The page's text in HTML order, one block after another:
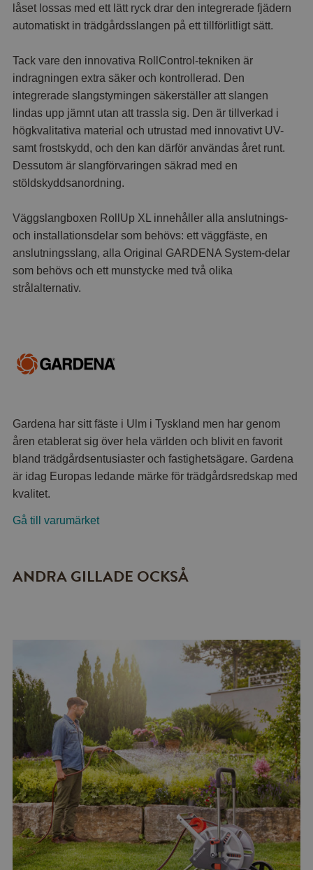
låset lossas med ett lätt ryck drar den integrerade fjädern
automatiskt in trädgårdsslangen på ett tillförlitligt sätt.
Tack vare den innovativa RollControl-tekniken är
indragningen extra säker och kontrollerad. Den
integrerade slangstyrningen säkerställer att slangen
lindas upp jämnt utan att trassla sig. Den är tillverkad i
högkvalitativa material och utrustad med innovativt UV-
samt frostskydd, och den kan därför användas året runt.
Dessutom är slangförvaringen säkrad med en
stöldskyddsanordning.
Väggslangboxen RollUp XL innehåller alla anslutnings-
och installationsdelar som behövs: ett väggfäste, en
anslutningsslang, alla Original GARDENA System-delar
som behövs och ett munstycke med två olika
strålalternativ.
Gardena har sitt fäste i Ulm i Tyskland men har genom
åren etablerat sig över hela världen och blivit en favorit
bland trädgårdsentusiaster och fastighetsägare. Gardena
är idag Europas ledande märke för trädgårdsredskap med
kvalitet.
Gå till varumärket
ANDRA GILLADE OCKSÅ